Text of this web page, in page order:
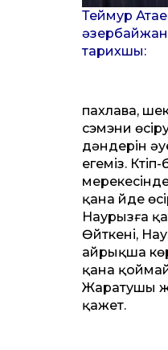
Теймур
тарихшы:
пахлава,
сэмэни
дәндерін
егеміз.
қана үйде
Наурызға
Өйткені,
айрықша
қана
Жаратушы
қажет.